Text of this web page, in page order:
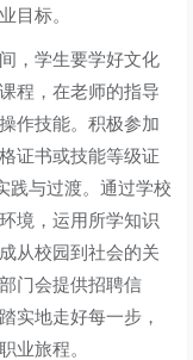
目标。
，学生要学好文化
程，在老师的指导
作技能。积极参加
证书或技能等级证
践与过渡。通过学校
境，运用所学知识
从校园到社会的关
门会提供招聘信
实地走好每一步，
业旅程。